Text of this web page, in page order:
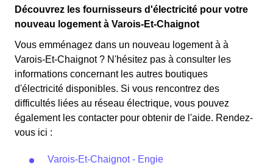
Découvrez les fournisseurs d'électricité pour votre
nouveau logement à Varois-Et-Chaignot
Vous emménagez dans un nouveau logement à à
Varois-Et-Chaignot ? N'hésitez pas à consulter les
informations concernant les autres boutiques
d'électricité disponibles. Si vous rencontrez des
difficultés liées au réseau électrique, vous pouvez
également les contacter pour obtenir de l'aide. Rendez-
vous ici :
Varois-Et-Chaignot - Engie